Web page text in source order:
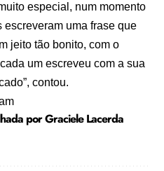
especial, num momento
uma frase que
jeito tão bonito, com o
um escreveu com a sua
contou.
por Graciele Lacerda